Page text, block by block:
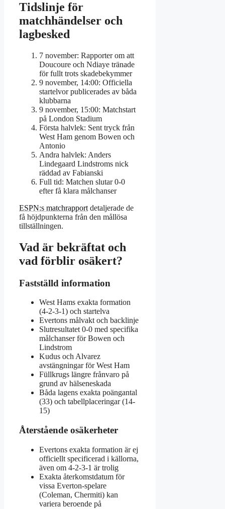
Tidslinje för
matchhändelser och
lagbesked
7 november: Rapporter om att
Doucoure och Ndiaye tränade
för fullt trots skadebekymmer
9 november, 14:00: Officiella
startelvor publicerades av båda
klubbarna
9 november, 15:00: Matchstart
på London Stadium
Första halvlek: Sent tryck från
West Ham genom Bowen och
Antonio
Andra halvlek: Anders
Lindegaard Lindstroms nick
räddad av Fabianski
Full tid: Matchen slutar 0-0
efter få klara målchanser
ESPN:s matchrapport detaljerade de
få höjdpunkterna från den mållösa
tillställningen.
Vad är bekräftat och
vad förblir osäkert?
Fastställd information
West Hams exakta formation
(4-2-3-1) och startelva
Evertons målvakt och backlinje
Slutresultatet 0-0 med specifika
målchanser för Bowen och
Lindstrom
Kudus och Alvarez
avstängningar för West Ham
Füllkrugs längre frånvaro på
grund av hälseneskada
Båda lagens exakta poängantal
(33) och tabellplaceringar (14-
15)
Återstående osäkerheter
Evertons exakta formation är ej
officiellt specificerad i källorna,
även om 4-2-3-1 är trolig
Exakta återkomstdatum för
vissa Everton-spelare
(Coleman, Chermiti) kan
variera beroende på